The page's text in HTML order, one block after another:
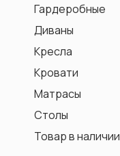
Кресла
Кровати
Диваны
Гардеробные
Столы
Матрасы
Товар в наличии